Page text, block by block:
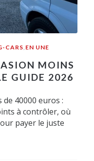
CARS EN UNE
MOINS
GUIDE 2026
40000 euros :
à contrôler, où
payer le juste